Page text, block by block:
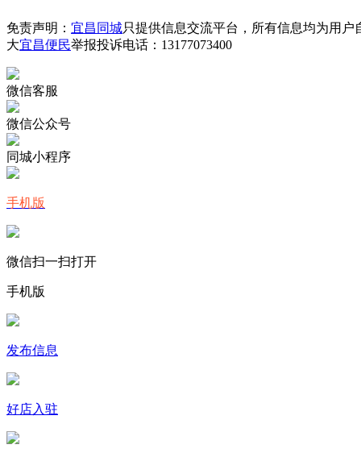
免责声明： 宜昌同城只提供信息交流平台，所有信息均为用
大宜昌便民举报投诉电话：13177073400
微信客服
微信公众号
同城小程序
手机版
微信扫一扫打开
手机版
发布信息
好店入驻